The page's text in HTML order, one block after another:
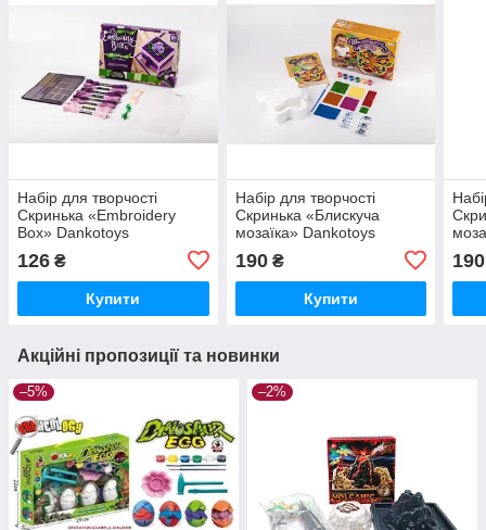
Набір для творчості
Скринька «Embroidery
Box» Dankotoys
126 ₴
Купити
Набір для творчості
Скринька «Блискуча
мозаїка» Dankotoys
190₴
Купити
190
Акційні пропозиції та новинки
–5% –2%